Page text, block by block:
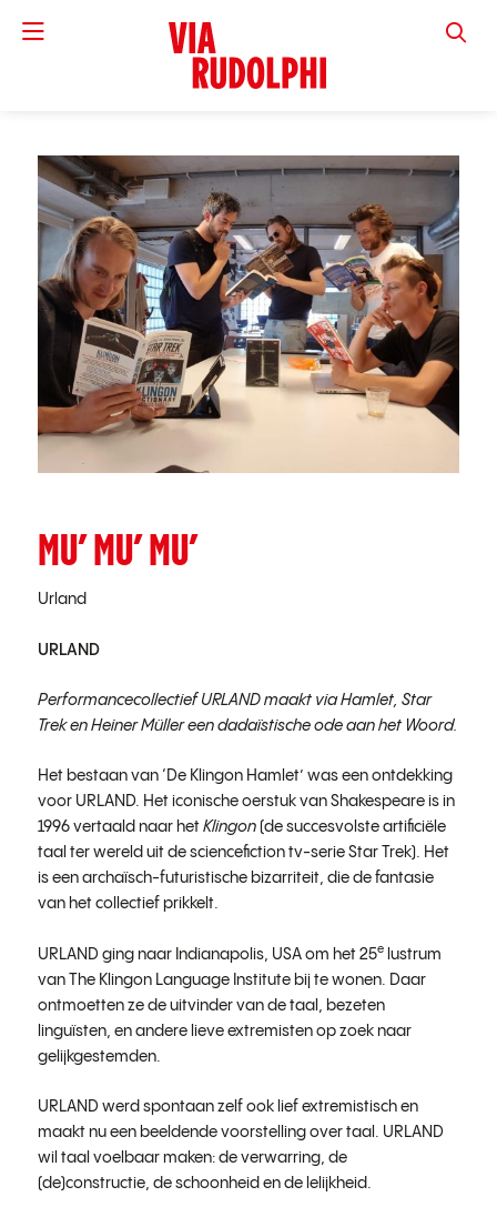
VIA
MU’ MU’ MU’
Urland
URLAND
Performancecollectief URLAND maakt via Hamlet, Star
Trek en Heiner Müller een dadaïstische ode aan het Woord.
Het bestaan van ‘De Klingon Hamlet’ was een ontdekking
voor URLAND. Het iconische oerstuk van Shakespeare is in
1996 vertaald naar het Klingon(de succesvolste artificiële
taal ter wereld uit de sciencefiction tv-serie Star Trek). Het
is een archaïsch-futuristische bizarriteit, die de fantasie
van het collectief prikkelt.
URLAND ging naar Indianapolis, USA om het 25elustrum
van The Klingon Language Institute bij te wonen. Daar
ontmoetten ze de uitvinder van de taal, bezeten
linguïsten, en andere lieve extremisten op zoek naar
gelijkgestemden.
URLAND werd spontaan zelf ook lief extremistisch en
maakt nu een beeldende voorstelling over taal. URLAND
wil taal voelbaar maken: de verwarring, de
(de)constructie, de schoonheid en de lelijkheid.